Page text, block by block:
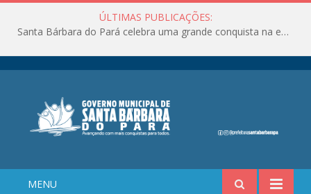
ÚLTIMAS PUBLICAÇÕES:
Santa Bárbara do Pará celebra uma grande conquista na educação!
MENU